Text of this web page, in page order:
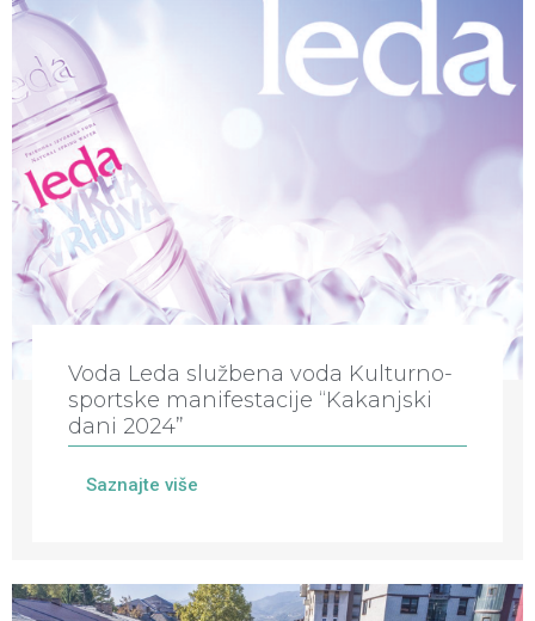
Voda Leda službena voda Kulturno-
sportske manifestacije “Kakanjski
dani 2024”
Saznajte više